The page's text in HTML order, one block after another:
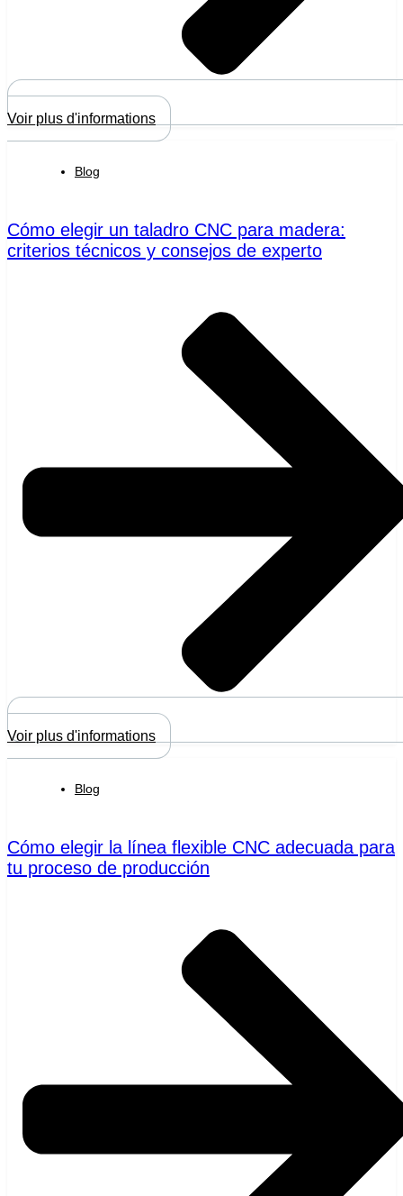
Voir plus d'informations
Blog
Cómo elegir un taladro CNC para madera:
criterios técnicos y consejos de experto
Voir plus d'informations
Blog
Cómo elegir la línea flexible CNC adecuada para
tu proceso de producción